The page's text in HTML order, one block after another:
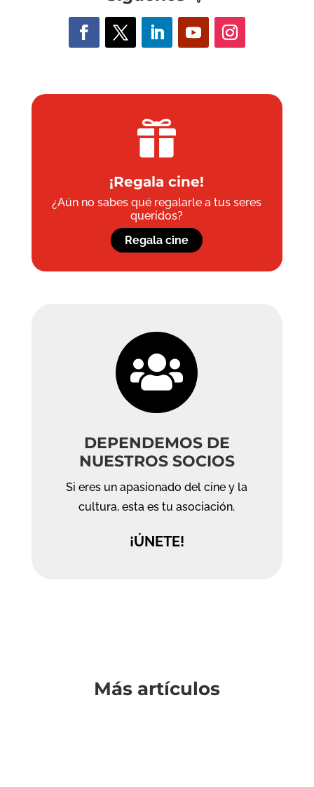

¡Regala cine!
¿Aún no sabes qué regalarle a tus seres
queridos?
Regala cine

DEPENDEMOS DE
NUESTROS SOCIOS
Si eres un apasionado del cine y la
cultura, esta es tu asociación.
¡ÚNETE!
Más artículos